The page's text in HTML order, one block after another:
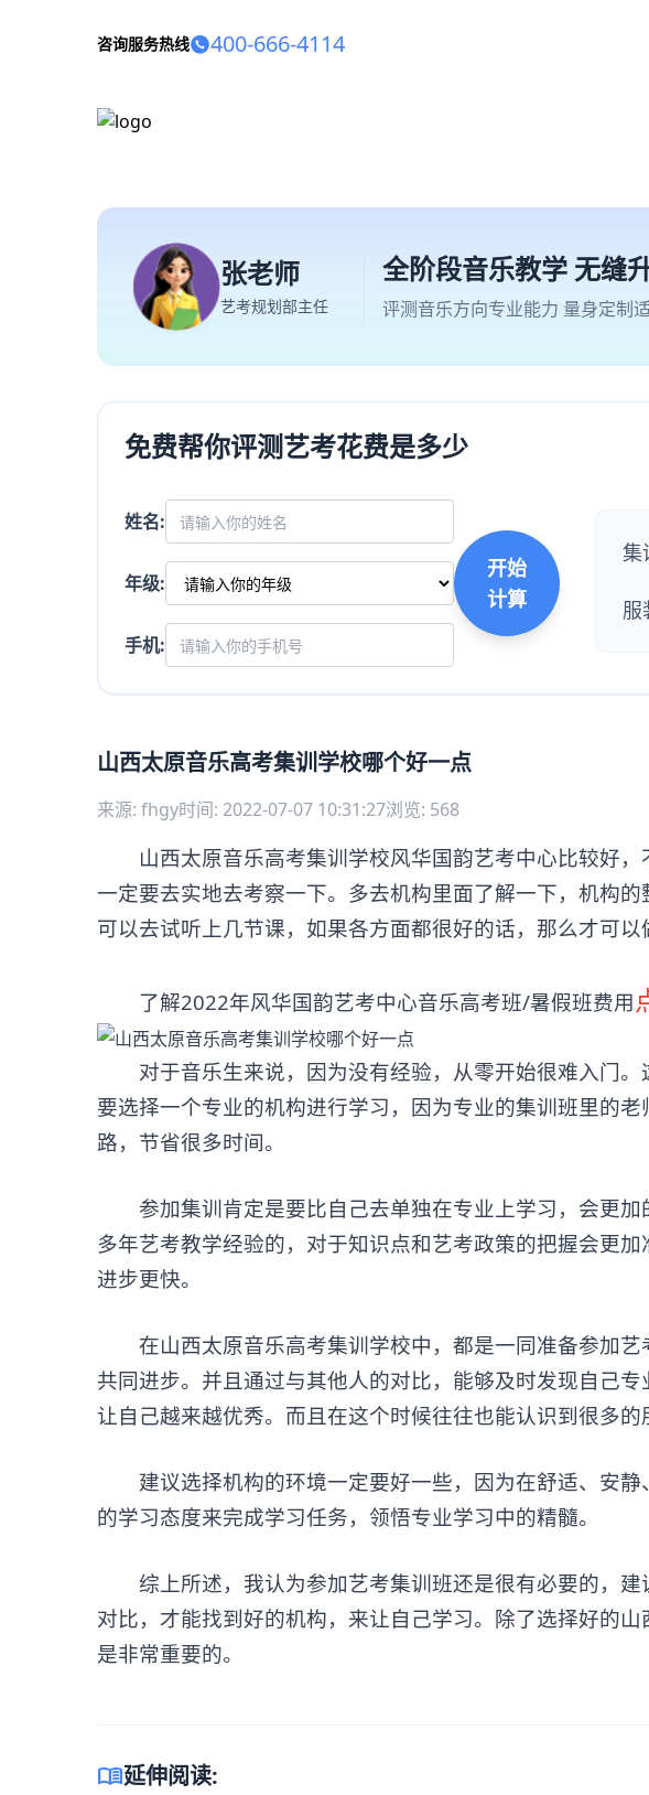
咨询服务热线 400-666-4114
张老师
艺考规划部主任
全阶段音乐教学 无缝
评测音乐方向专业能力 量身定制
免费帮你评测艺考花费是多少
姓名:
年级:
手机:
开始
计算
集
服
山西太原音乐高考集训学校哪个好一点
来源: fhgy时间: 2022-07-07 10:31:27浏览: 568
山西太原音乐高考集训学校风华国韵艺考中心比较好，
一定要去实地去考察一下。多去机构里面了解一下，机构的
可以去试听上几节课，如果各方面都很好的话，那么才可以
了解2022年风华国韵艺考中心音乐高考班/暑假班费用
对于音乐生来说，因为没有经验，从零开始很难入门。
要选择一个专业的机构进行学习，因为专业的集训班里的
路，节省很多时间。
参加集训肯定是要比自己去单独在专业上学习，会更加
多年艺考教学经验的，对于知识点和艺考政策的把握会更
进步更快。
在山西太原音乐高考集训学校中，都是一同准备参加艺
共同进步。并且通过与其他人的对比，能够及时发现自己专
让自己越来越优秀。而且在这个时候往往也能认识到很多的
建议选择机构的环境一定要好一些，因为在舒适、安静
的学习态度来完成学习任务，领悟专业学习中的精髓。
综上所述，我认为参加艺考集训班还是很有必要的，建
对比，才能找到好的机构，来让自己学习。除了选择好的
是非常重要的。
menu_book延伸阅读: